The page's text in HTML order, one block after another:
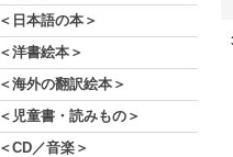
＜日本語の本＞
＜洋書絵本＞
＜海外の翻訳絵本＞
＜児童書・読みもの＞
＜CD／音楽＞